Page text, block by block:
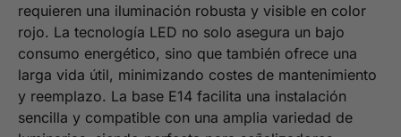
requieren una iluminación robusta y visible en color
rojo. La tecnología LED no solo asegura un bajo
consumo energético, sino que también ofrece una
larga vida útil, minimizando costes de mantenimiento
y reemplazo. La base E14 facilita una instalación
sencilla y compatible con una amplia variedad de